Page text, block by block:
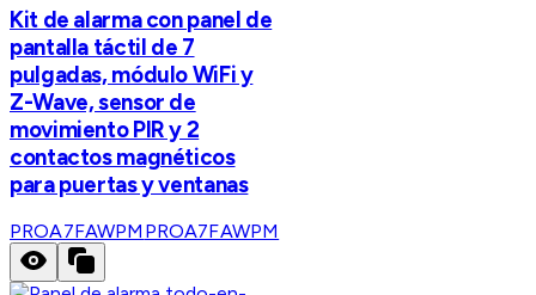
Kit de alarma con panel de
pantalla táctil de 7
pulgadas, módulo WiFi y
Z-Wave, sensor de
movimiento PIR y 2
contactos magnéticos
para puertas y ventanas
PROA7FAWPM PROA7FAWPM